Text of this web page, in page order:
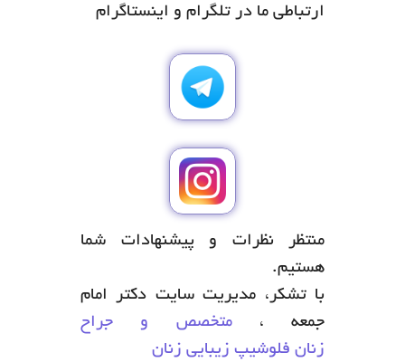
ارتباطی ما در تلگرام و اینستاگرام
منتظر نظرات و پیشنهادات شما
هستیم.
با تشکر، مدیریت سایت دکتر امام
جمعه ،متخصص و جراح
زنان فلوشیپ زیبایی زنان